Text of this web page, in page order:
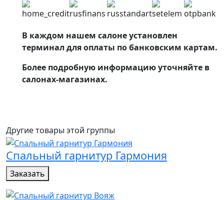
В каждом нашем салоне установлен
терминал для оплаты по банковским картам.
Более подробную информацию уточняйте в
салонах-магазинах.
Другие товары этой группы
Спальный гарнитур Гармония
Заказать